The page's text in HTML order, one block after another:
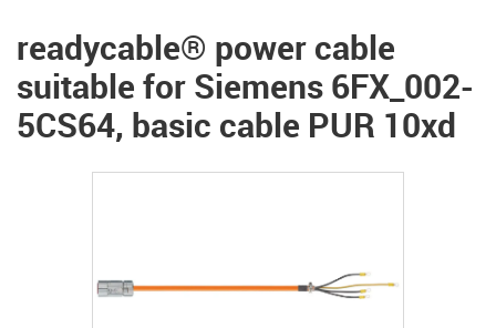
readycable® power cable
suitable for Siemens 6FX_002-
5CS64, basic cable PUR 10xd